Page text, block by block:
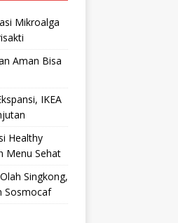
Mikroalga
Aman Bisa
IKEA
Healthy
Menu Sehat
Singkong,
Sosmocaf